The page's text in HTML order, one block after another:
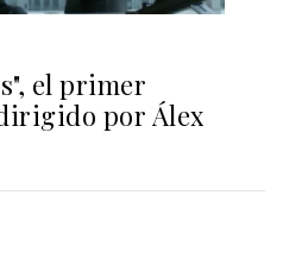
el primer
por Álex